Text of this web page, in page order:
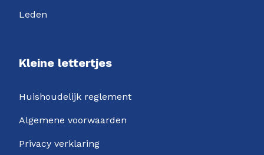
Leden
Kleine lettertjes
Huishoudelijk reglement
Algemene voorwaarden
Privacy verklaring